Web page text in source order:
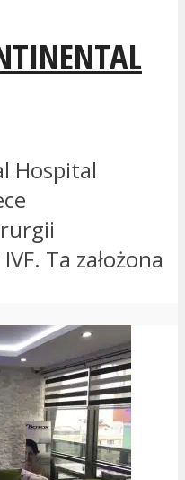
Hospital
Ta założona